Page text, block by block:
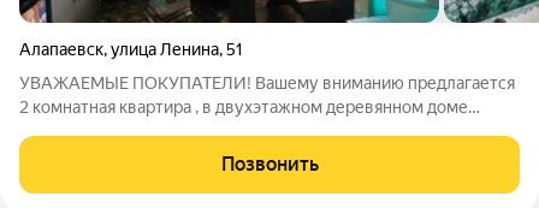
Алапаевск,улица Ленина,51
УВАЖАЕМЫЕ ПОКУПАТЕЛИ! Вашему вниманию предлагается
2 комнатная квартира , в двухэтажном деревянном доме
Ленина. ПЛАНИРОВКА. В квартире 2 комнаты ,большая кухня,
прихожая,кладовая комната, и
Позвонить